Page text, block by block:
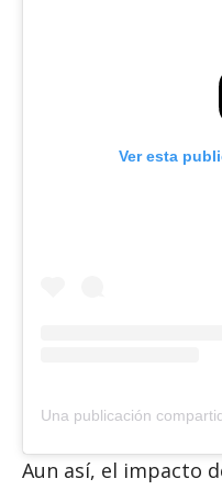
Ver esta
Aun así, el impacto